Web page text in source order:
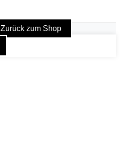
Zurück zum Shop